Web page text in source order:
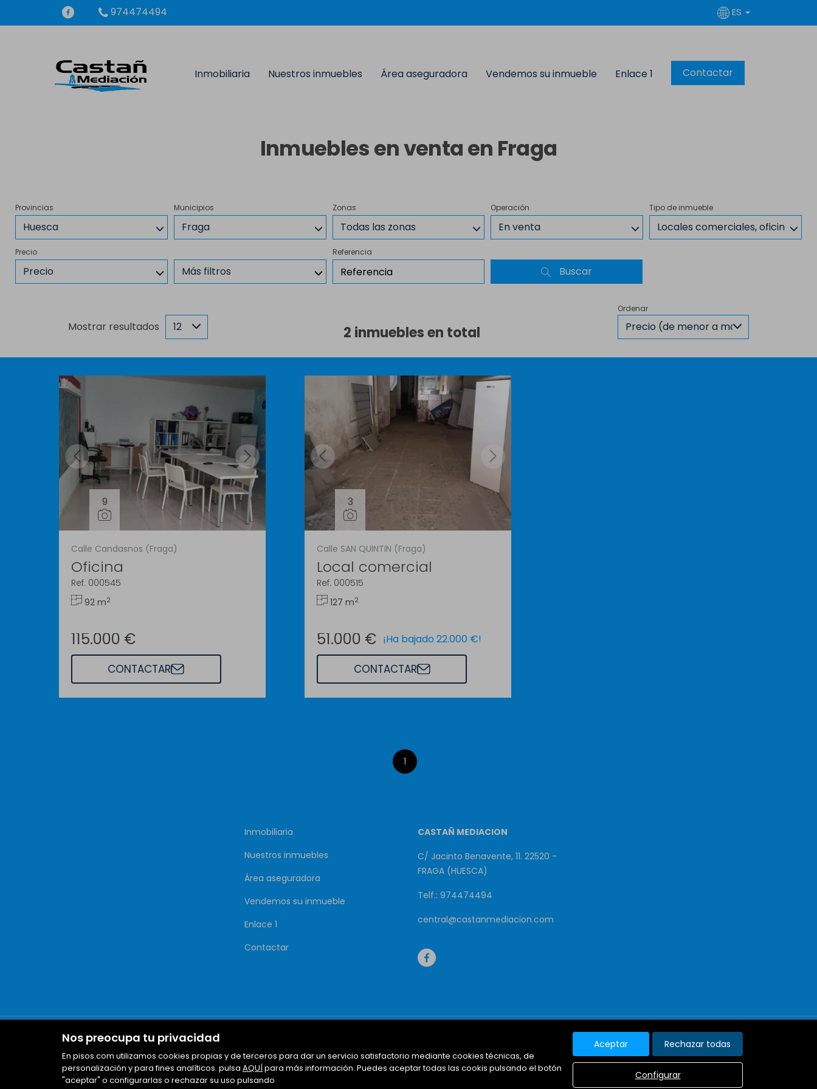
Nos preocupa tu privacidad
En pisos.com utilizamos cookies propias y de terceros para dar un servicio satisfactorio mediante cookies técnicas, de
personalización y para fines analíticos. pulsa AQUÍpara más información. Puedes aceptar todas las cookis pulsando el botón
"aceptar" o configurarlas o rechazar su uso pulsando
Aceptar Rechazar todas
Configurar
974474494 ES
Inmobiliaria Nuestros inmuebles Área aseguradora Vendemos su inmueble Enlace 1 Contactar
Inmuebles en venta en Fraga
Provincias
Huesca
Municipios
Fraga
Zonas
Todas las zonas
Operación
En venta
Tipo de inmueble
Locales comerciales, oficinas
Precio
Precio Más filtros
Referencia
Buscar
2 inmuebles en total
Ordenar
Precio (de menor a mayor)
Mostrar resultados 12
9
Calle Candasnos (Fraga)
Oficina
Ref. 000545
92 m2
115.000 €
CONTACTAR
3
Calle SAN QUINTIN (Fraga)
Local comercial
Ref. 000515
127 m2
51.000 € ¡Ha bajado 22.000 €!
CONTACTAR
1
Inmobiliaria
Nuestros inmuebles
Área aseguradora
Vendemos su inmueble
Enlace 1
Contactar
CASTAÑ MEDIACION
C/ Jacinto Benavente, 11. 22520 -
FRAGA (HUESCA)
Telf.: 974474494
central@castanmediacion.com
Mapa Web Noticias
Política de cookies